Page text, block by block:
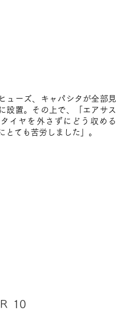
ューズ、キャパシタが全部見
設置。その上で、「エアサス
イヤを外さずにどう収める
とても苦労しました」。
10